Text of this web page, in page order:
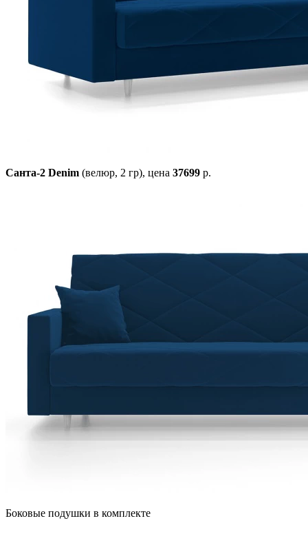
Санта-2 Denim (велюр, 2 гр), цена 37699 р.
Боковые подушки в комплекте